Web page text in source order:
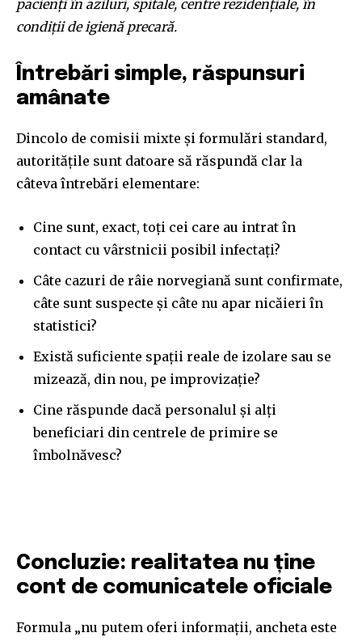
pacienți în aziluri, spitale, centre rezidențiale, în
condiții de igienă precară.
Întrebări simple, răspunsuri
amânate
Dincolo de comisii mixte și formulări standard,
autoritățile sunt datoare să răspundă clar la
câteva întrebări elementare:
Cine sunt, exact, toți cei care au intrat în
contact cu vârstnicii posibil infectați?
Câte cazuri de râie norvegiană sunt confirmate,
câte sunt suspecte și câte nu apar nicăieri în
statistici?
Există suficiente spații reale de izolare sau se
mizează, din nou, pe improvizație?
Cine răspunde dacă personalul și alți
beneficiari din centrele de primire se
îmbolnăvesc?
Concluzie: realitatea nu ține
cont de comunicatele oficiale
Formula „nu putem oferi informații, ancheta este